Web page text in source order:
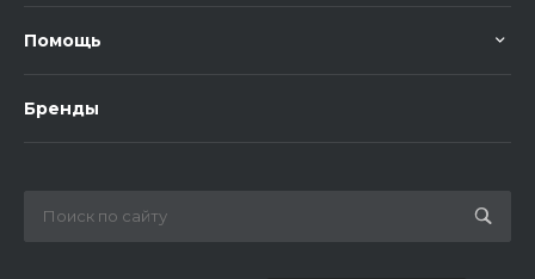
Помощь
Бренды